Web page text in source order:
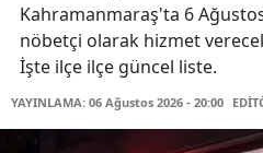
Kahramanmaraş'ta 6
nöbetçi olarak hizmet
İşte ilçe ilçe güncel liste.
YAYINLAMA: 06 Ağustos 2026 - 20:00